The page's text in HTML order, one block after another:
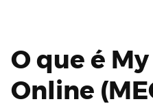
O que é
Online